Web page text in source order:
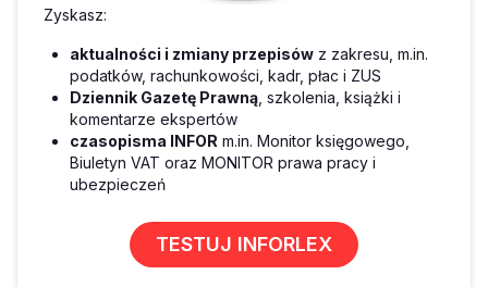
Zyskasz:
aktualności i zmiany przepisów z zakresu, m.in.
podatków, rachunkowości, kadr, płac i ZUS
Dziennik Gazetę Prawną , szkolenia, książki i
komentarze ekspertów
czasopisma INFOR m.in. Monitor księgowego,
Biuletyn VAT oraz MONITOR prawa pracy i
ubezpieczeń
TESTUJ INFORLEX